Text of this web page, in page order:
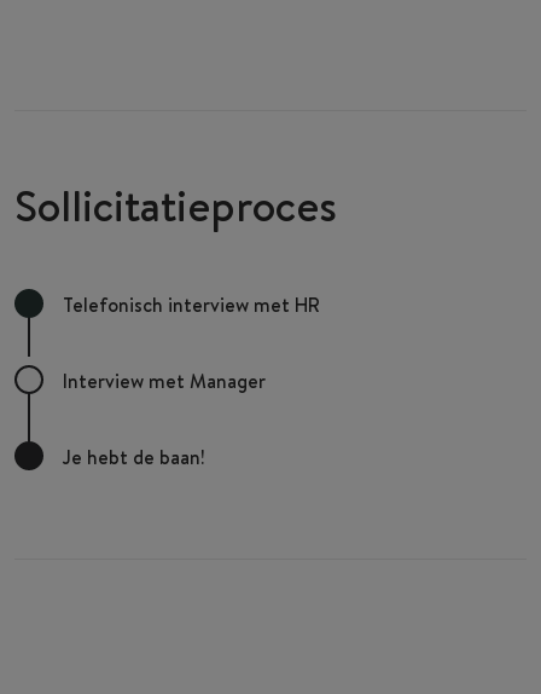
Sollicitatieproces
Telefonisch interview met HR
Interview met Manager
Je hebt de baan!